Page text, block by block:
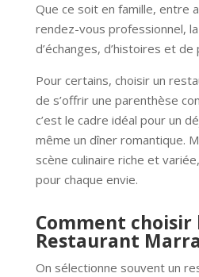
Que ce soit en famille, entre
rendez-vous professionnel,
d’échanges, d’histoires et
Pour certains, choisir un
de s’offrir une parenthèse
c’est le cadre idéal pour un
même un dîner romantique.
scène culinaire riche et
pour chaque envie.
Comment choisir
Restaurant
On sélectionne souvent un